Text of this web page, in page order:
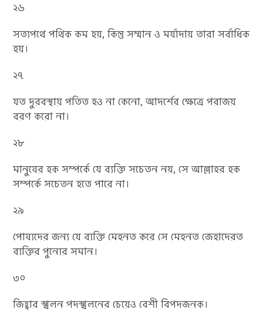
২৬
সত্যপথে পথিক কম হয়, কিন্তু সম্মান ও মর্যাদায় তারা সর্বাধিক
হয়।
২৭
যত দুরবস্থায় পতিত হও না কেনো, আদর্শের ক্ষেত্রে পরাজয়
বরণ করো না।
২৮
মানুষের হক সম্পর্কে যে ব্যক্তি সচেতন নয়, সে আল্লাহর হক
সম্পর্কে সচেতন হতে পারে না।
২৯
পোষ্যদের জন্য যে ব্যক্তি মেহনত করে সে মেহনত জেহাদেরত
ব্যক্তির পুন্যের সমান।
৩০
জিহ্বার স্খলন পদস্খলনের চেয়েও বেশী বিপদজনক।